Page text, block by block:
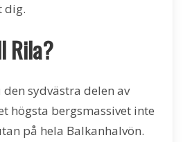
dig.
Rila?
sydvästra delen av
högsta bergsmassivet inte
på hela Balkanhalvön.